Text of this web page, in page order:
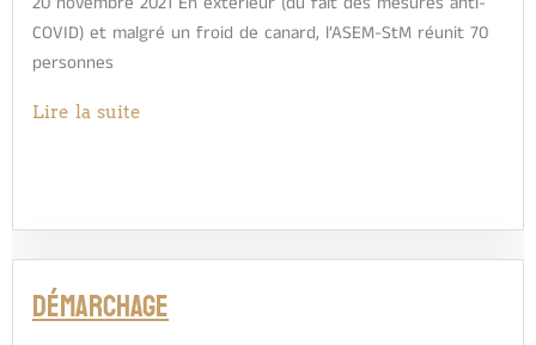
COVID) et malgré un froid de canard, l’ASEM-StM réunit 70
personnes
Lire la suite
Démarchage